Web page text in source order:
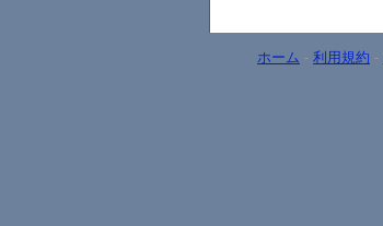
ホーム - 利用規約 -